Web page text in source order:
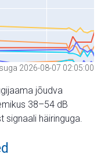
2026-08-07 02:05:00
jõudva
38–54 dB
häiringuga.